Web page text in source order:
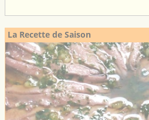
La Recette de Saison